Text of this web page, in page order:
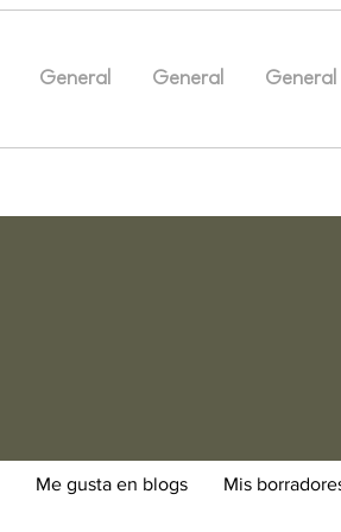
General General General
Me gusta en blogs Mis